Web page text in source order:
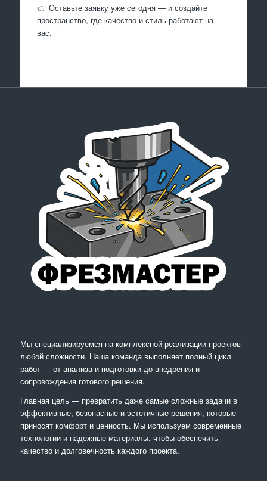
👉 Оставьте заявку уже сегодня — и создайте
пространство, где качество и стиль работают на
вас.
Мы специализируемся на комплексной реализации проектов
любой сложности. Наша команда выполняет полный цикл
работ — от анализа и подготовки до внедрения и
сопровождения готового решения.
Главная цель — превратить даже самые сложные задачи в
эффективные, безопасные и эстетичные решения, которые
приносят комфорт и ценность. Мы используем современные
технологии и надежные материалы, чтобы обеспечить
качество и долговечность каждого проекта.